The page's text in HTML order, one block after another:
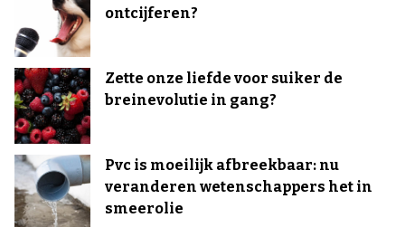
ontcijferen?
Zette onze liefde voor suiker de
breinevolutie in gang?
Pvc is moeilijk afbreekbaar: nu
veranderen wetenschappers het in
smeerolie